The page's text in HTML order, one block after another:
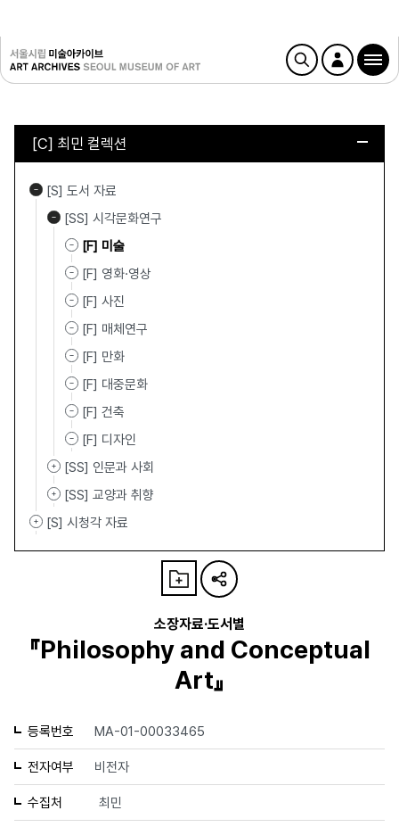
[C] 최민 컬렉션
[S] 도서 자료
[SS] 시각문화연구
[F] 미술
[F] 영화·영상
[F] 사진
[F] 매체연구
[F] 만화
[F] 대중문화
[F] 건축
[F] 디자인
[SS] 인문과 사회
[SS] 교양과 취향
[S] 시청각 자료
소장자료·도서별
『Philosophy and Conceptual
Art』
등록번호 MA-01-00033465
전자여부 비전자
수집처 최민